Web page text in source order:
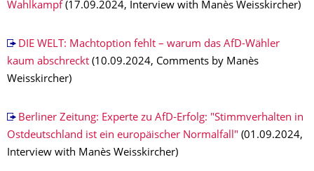
Wahlkampf (17.09.2024, Interview with Manès Weisskircher)
DIE WELT: Machtoption fehlt – warum das AfD-Wähler
kaum abschreckt (10.09.2024, Comments by Manès
Weisskircher)
Berliner Zeitung: Experte zu AfD-Erfolg: "Stimmverhalten in
Ostdeutschland ist ein europäischer Normalfall" (01.09.2024,
Interview with Manès Weisskircher)